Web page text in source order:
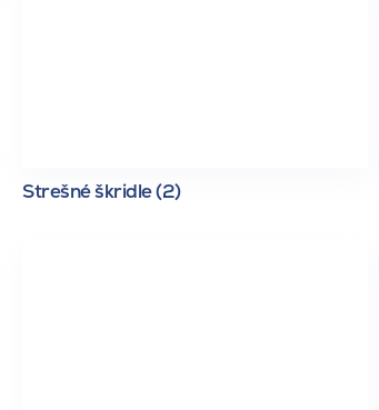
Strešné škridle (2)